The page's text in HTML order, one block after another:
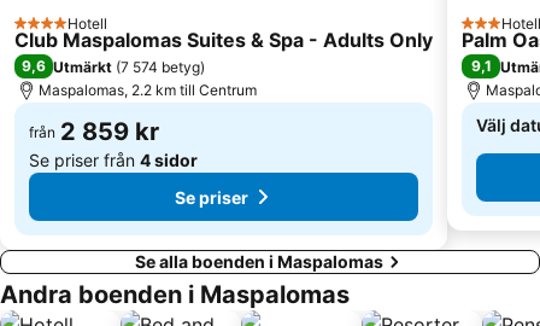
Zona Comercial Calle Triana
Centro Comercial Las Arenas
4 Stjärnor
Hotell
Club Maspalomas Suites & Spa - Adults Only
9,6 Utmärkt (7 574 betyg)
Maspalomas, 2.2 km till Centrum
från 2 859 kr
Se priser från 4 sidor
Se priser
3 Stjärnor
Hotell
Palm
9,1
Välj
Se alla boenden i Maspalomas
Andra boenden i Maspalomas